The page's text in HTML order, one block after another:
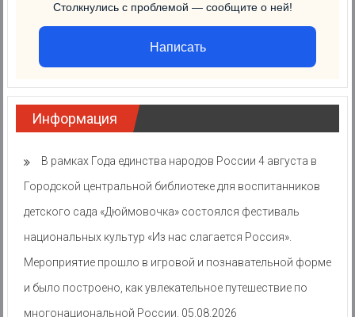
Столкнулись с проблемой — сообщите о ней!
Написать
Информация
В рамках Года единства народов России 4 августа в
Городской центральной библиотеке для воспитанников
детского сада «Дюймовочка» состоялся фестиваль
национальных культур «Из нас слагается Россия».
Мероприятие прошло в игровой и познавательной форме
и было построено, как увлекательное путешествие по
многонациональной России. 05.08.2026